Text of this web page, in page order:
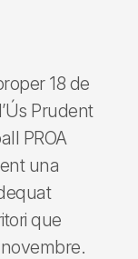
18 de
Prudent
PROA
una
que